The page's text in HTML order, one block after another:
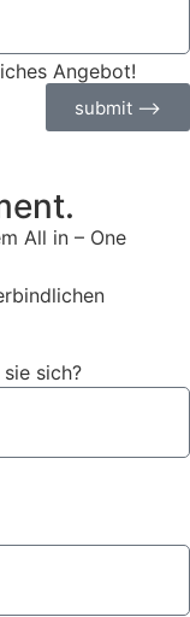
Angebot!
submit ⟶
All in – One
sich?